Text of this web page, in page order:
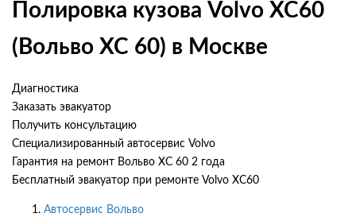
Полировка кузова Volvo XC60
(Вольво ХС 60) в Москве
Диагностика
Заказать эвакуатор
Получить консультацию
Специализированный автосервис Volvo
Гарантия на ремонт Вольво ХС 60 2 года
Бесплатный эвакуатор при ремонте Volvo XC60
Автосервис Вольво